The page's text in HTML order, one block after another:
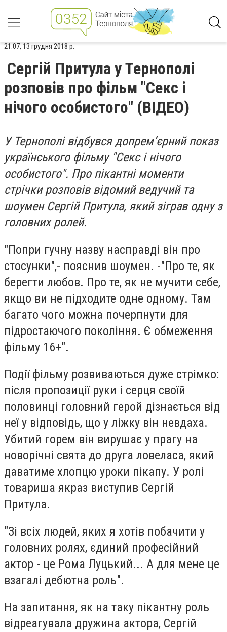
21:07, 13 грудня 2018 р.
Сергій Притула у Тернополі
розповів про фільм "Секс і
нічого особистого" (ВІДЕО)
У Тернополі відбувся допрем’єрний показ
українського фільму "Секс і нічого
особистого". Про пікантні моменти
стрічки розповів відомий ведучий та
шоумен Сергій Притула, який зіграв одну з
головних ролей.
"Попри гучну назву насправді він про
стосунки",- пояснив шоумен. -"Про те, як
берегти любов. Про те, як не мучити себе,
якщо ви не підходите одне одному. Там
багато чого можна почерпнути для
підростаючого покоління. Є обмеження
фільму 16+".
Події фільму розвиваються дуже стрімко:
після пропозиції руки і серця своїй
половинці головний герой дізнається від
неї у відповідь, що у ліжку він невдаха.
Убитий горем він вирушає у прагу на
новорічні свята до друга ловеласа, який
даватиме хлопцю уроки пікапу. У ролі
товариша якраз виступив Сергій
Притула.
"Зі всіх людей, яких я хотів побачити у
головних ролях, єдиний професійний
актор - це Рома Луцький... А для мене це
взагалі дебютна роль".
На запитання, як на таку пікантну роль
відреагувала дружина актора, Сергій